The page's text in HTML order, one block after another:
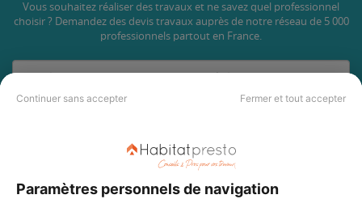
Continuer sans accepter Fermer et tout accepter
Paramètres personnels de navigation
Vous souhaitez réaliser des travaux et ne savez quel professionnel
choisir ? Demandez des devis travaux auprès de notre réseau de 5 000
professionnels partout en France.
DEMANDER UN DEVIS